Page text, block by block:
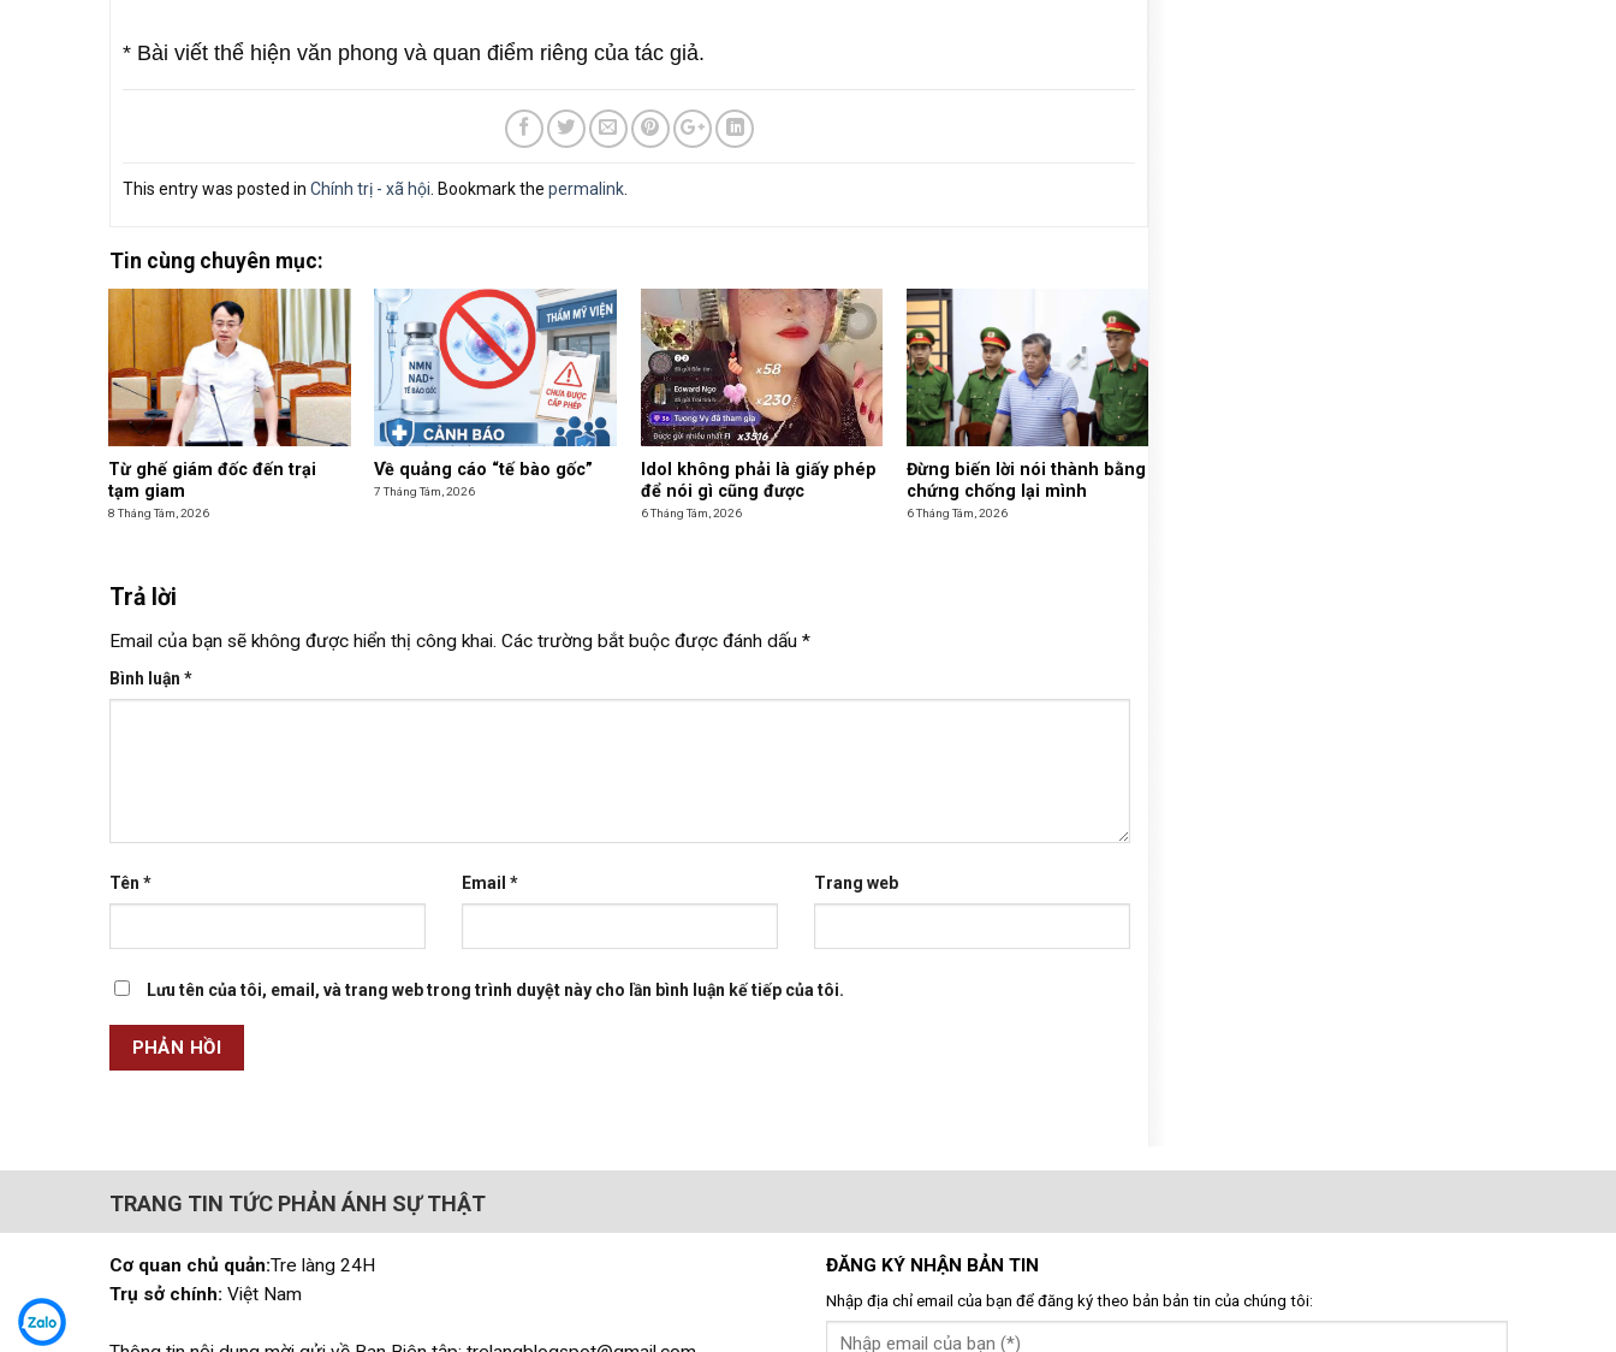
* Bài viết thể hiện văn phong và quan điểm riêng của tác giả.
This entry was posted in Chính trị - xã hội. Bookmark the permalink.
Tin cùng chuyên mục:
Từ ghế giám đốc đến trại
tạm giam
8 Tháng Tám, 2026
Về quảng cáo “tế bào gốc”
7 Tháng Tám, 2026
Idol không phải là giấy phép
để nói gì cũng được
6 Tháng Tám, 2026
Đừng biến lời nói thành bằng
chứng chống lại mình
6 Tháng Tám, 2026
Trả lời
Email của bạn sẽ không được hiển thị công khai. Các trường bắt buộc được đánh dấu *
Bình luận *
Tên * Email * Trang web
Lưu tên của tôi, email, và trang web trong trình duyệt này cho lần bình luận kế tiếp của tôi.
TRANG TIN TỨC PHẢN ÁNH SỰ THẬT
Cơ quan chủ quản:Tre làng 24H
Trụ sở chính: Việt Nam
ĐĂNG KÝ NHẬN BẢN TIN
Nhập địa chỉ email của bạn để đăng ký theo bản bản tin của chúng tôi: